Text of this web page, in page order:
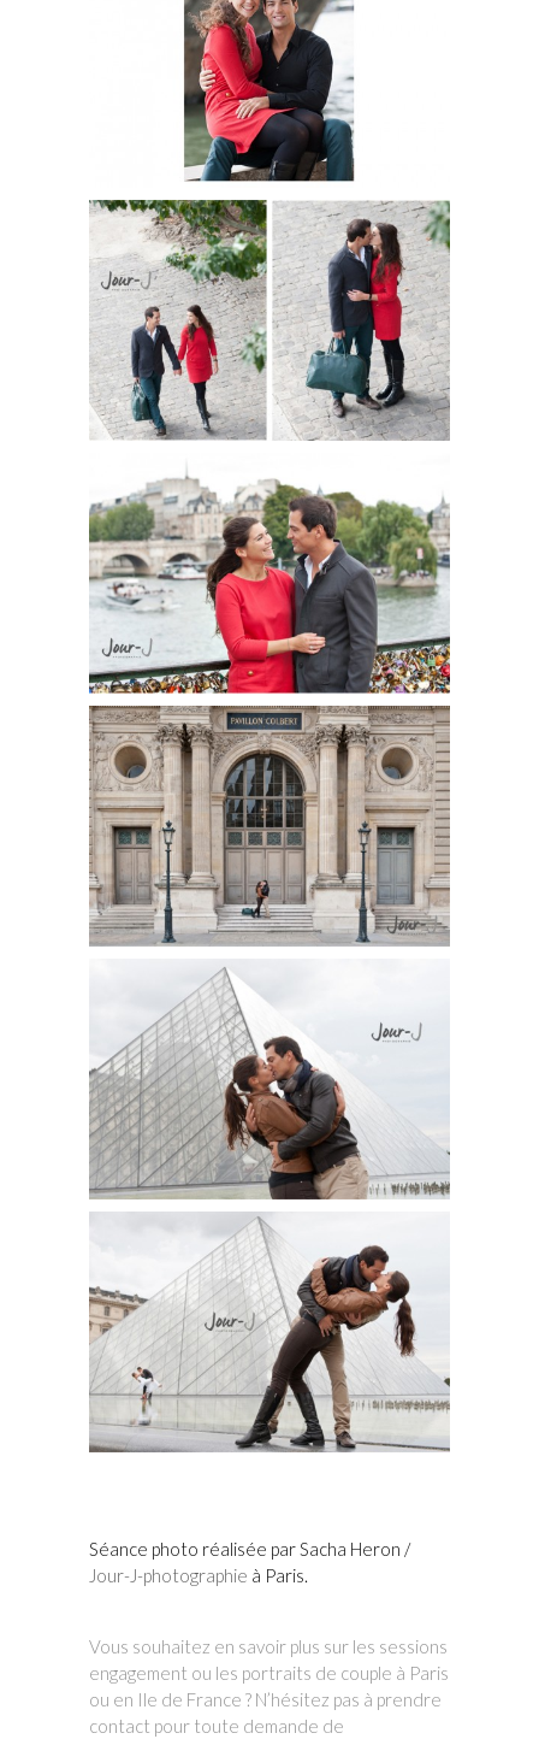
Séance photo réalisée par Sacha Heron /
Jour-J-photographie à Paris.
Vous souhaitez en savoir plus sur les sessions
engagement ou les portraits de couple à Paris
ou en Ile de France ? N’hésitez pas à prendre
contact pour toute demande de